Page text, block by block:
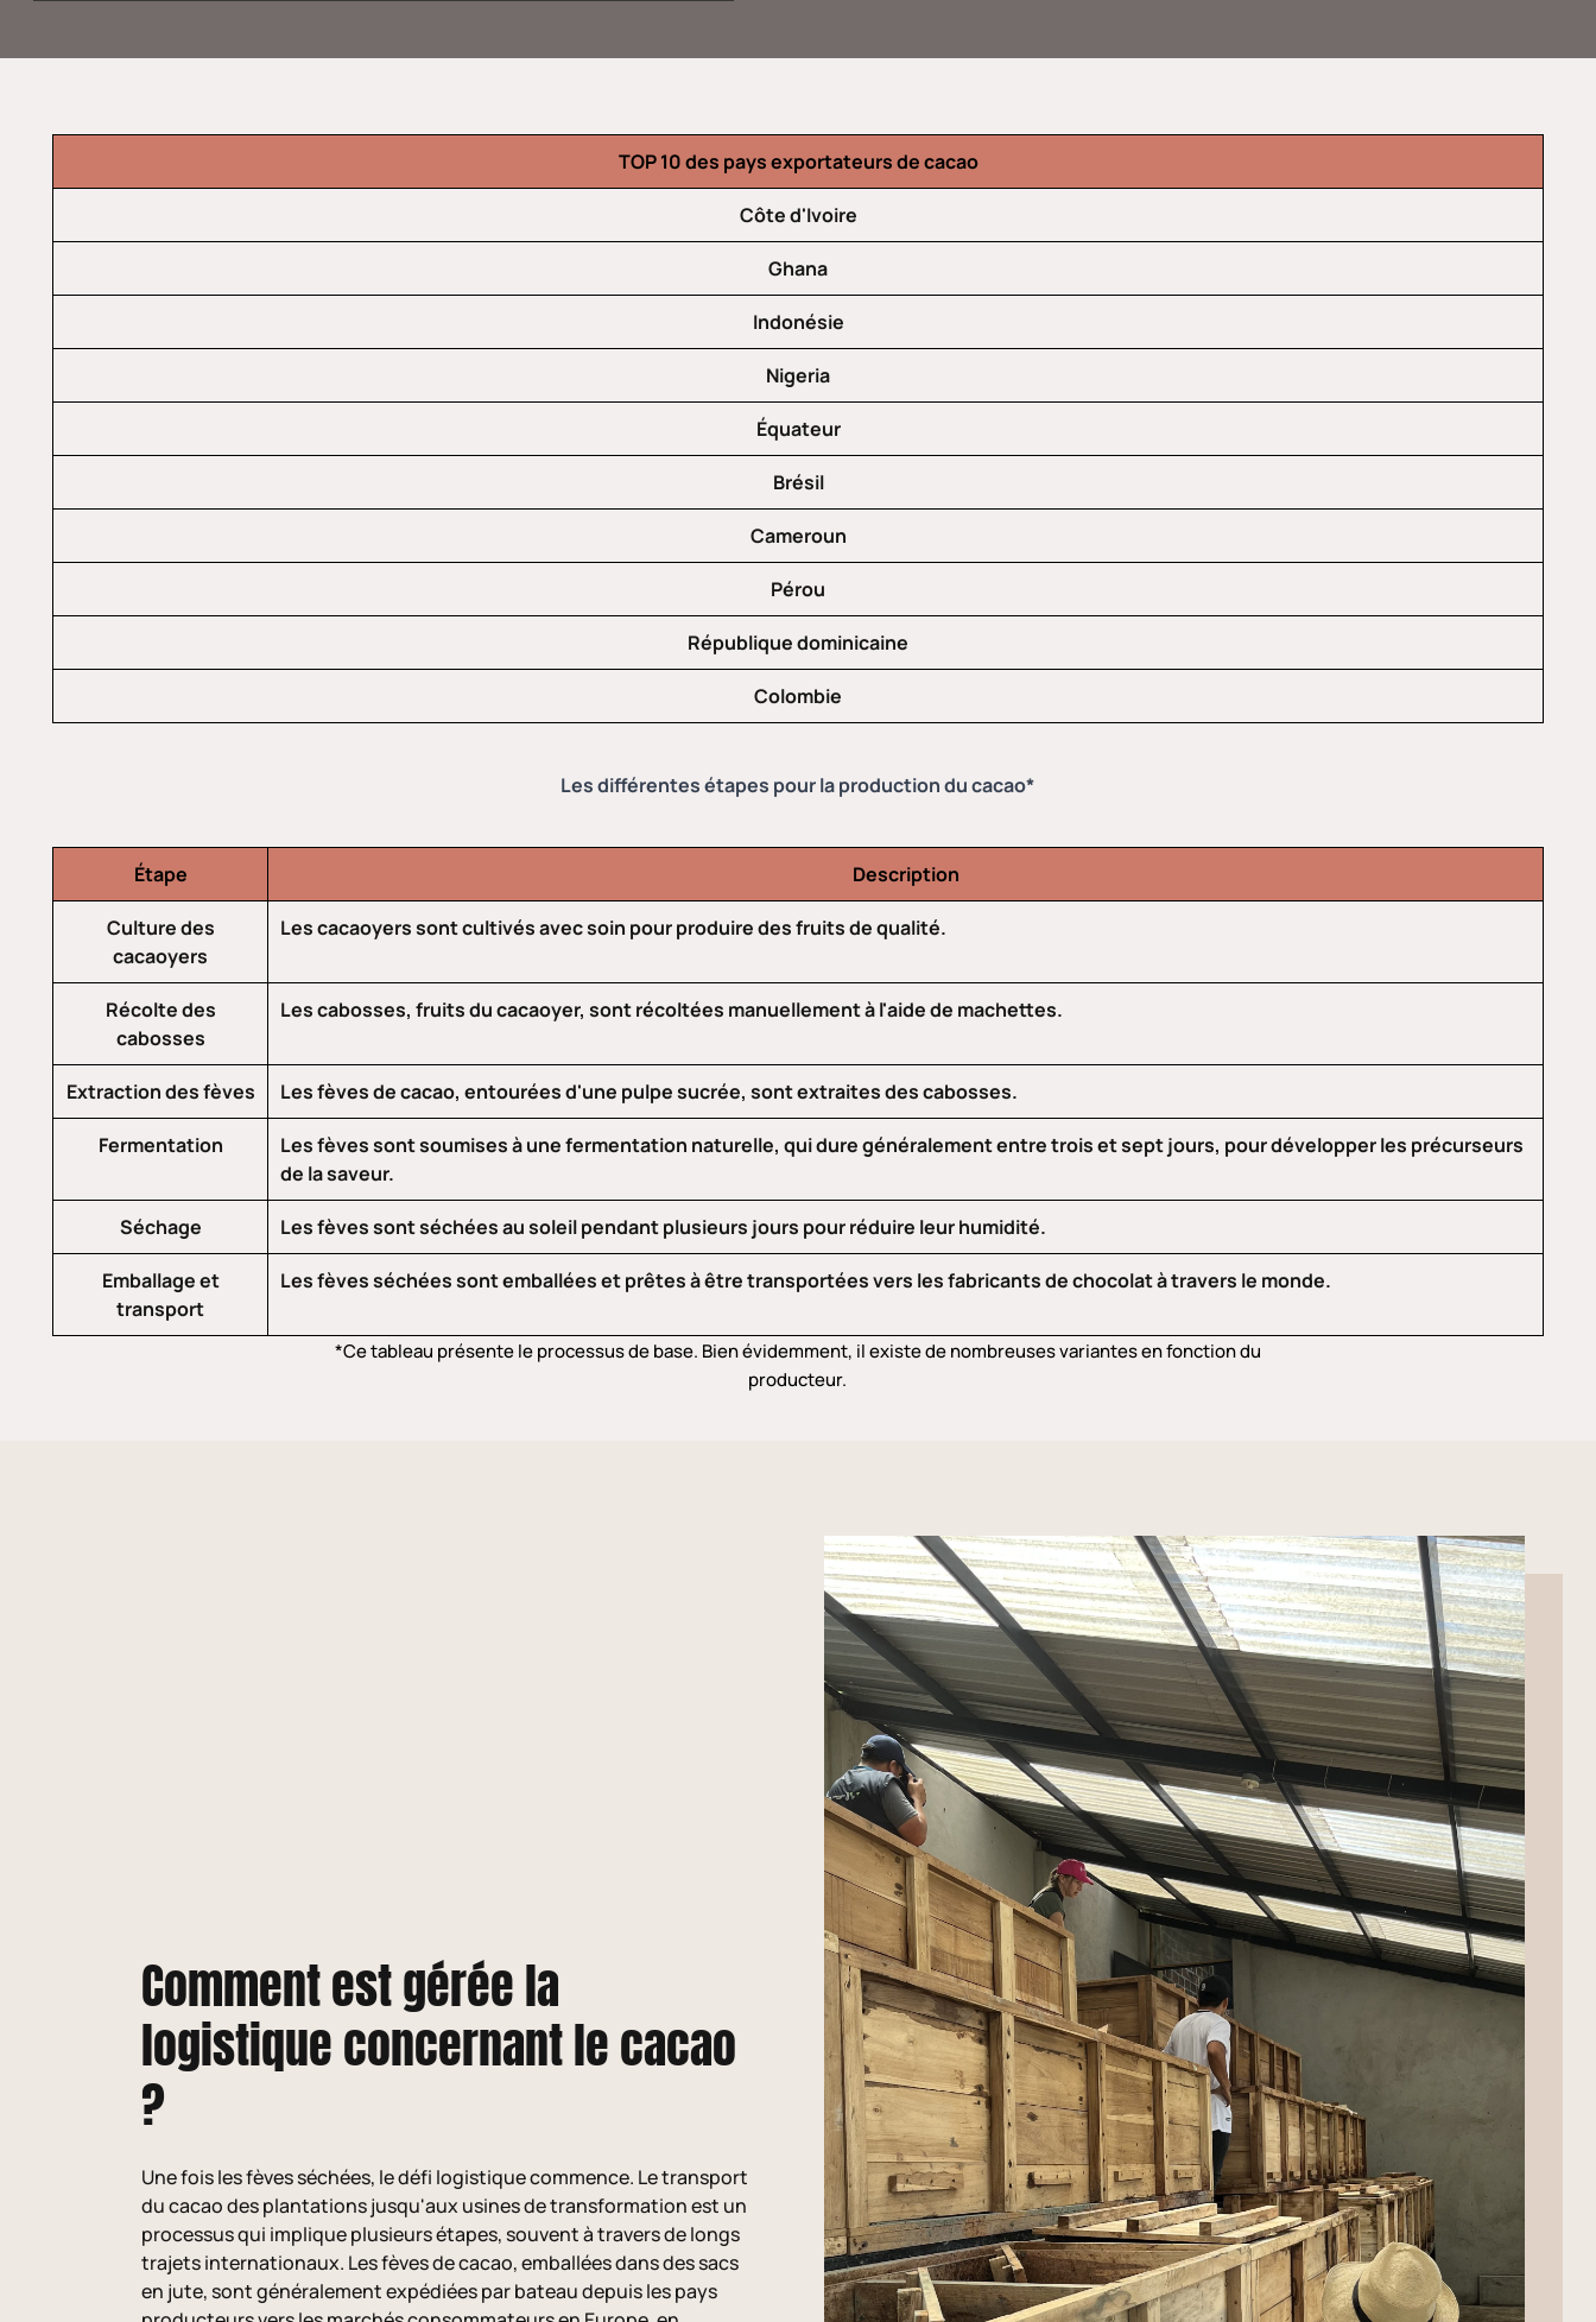
TOP 10 des pays exportateurs de cacao
Côte d'Ivoire
Ghana
Indonésie
Nigeria
Équateur
Brésil
Cameroun
Pérou
République dominicaine
Colombie
Les différentes étapes pour la production du cacao*
Étape Description
Culture des
cacaoyers
Les cacaoyers sont cultivés avec soin pour produire des fruits de qualité.
Récolte des
cabosses
Les cabosses, fruits du cacaoyer, sont récoltées manuellement à l'aide de machettes.
Extraction des fèves Les fèves de cacao, entourées d'une pulpe sucrée, sont extraites des cabosses.
Fermentation
Les fèves sont soumises à une fermentation naturelle, qui dure généralement entre trois et sept jours, pour développer les précurseurs
de la saveur.
Séchage Les fèves sont séchées au soleil pendant plusieurs jours pour réduire leur humidité.
Emballage et
transport
Les fèves séchées sont emballées et prêtes à être transportées vers les fabricants de chocolat à travers le monde.
*Ce tableau présente le processus de base. Bien évidemment, il existe de nombreuses variantes en fonction du
producteur.
Comment est gérée la
logistique concernant le cacao
?
Une fois les fèves séchées, le défi logistique commence. Le transport
du cacao des plantations jusqu'aux usines de transformation est un
processus qui implique plusieurs étapes, souvent à travers de longs
trajets internationaux. Les fèves de cacao, emballées dans des sacs
en jute, sont généralement expédiées par bateau depuis les pays